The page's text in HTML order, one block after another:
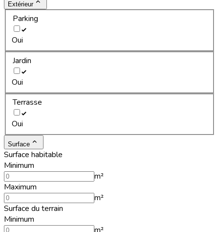
Extérieur
Parking
Oui
Jardin
Oui
Terrasse
Oui
Surface
Surface habitable
Minimum
m²
Maximum
m²
Surface du terrain
Minimum